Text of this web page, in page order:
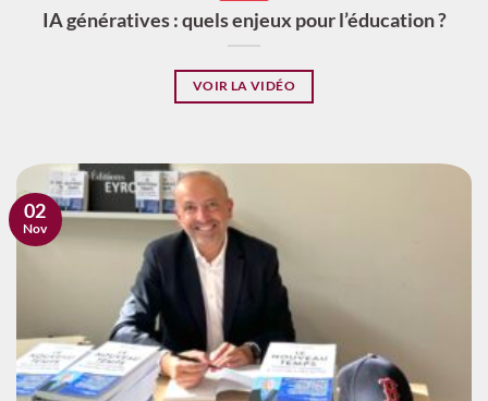
IA génératives : quels enjeux pour l’éducation ?
VOIR LA VIDÉO
02
Nov